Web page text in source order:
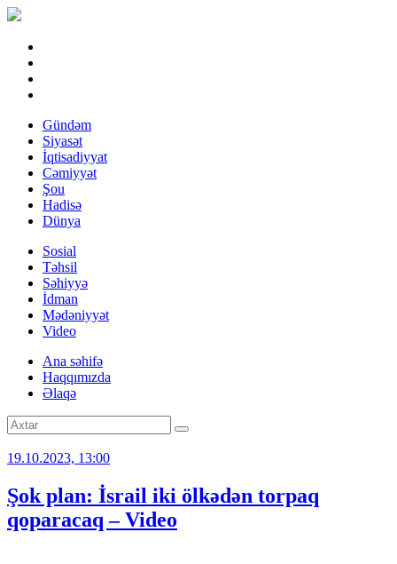
Gündəm
Siyasət
İqtisadiyyat
Cəmiyyət
Şou
Hadisə
Dünya
Sosial
Təhsil
Səhiyyə
İdman
Mədəniyyət
Video
Ana səhifə
Haqqımızda
Əlaqə
19.10.2023, 13:00
Şok plan: İsrail iki ölkədən torpaq
qoparacaq – Video